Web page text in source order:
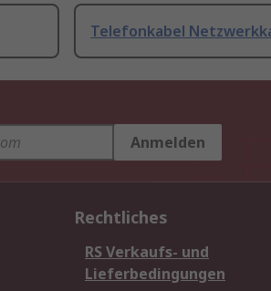
Telefonkabel
Anmelden
Rechtliches
RS Verkaufs- und
Lieferbedingungen